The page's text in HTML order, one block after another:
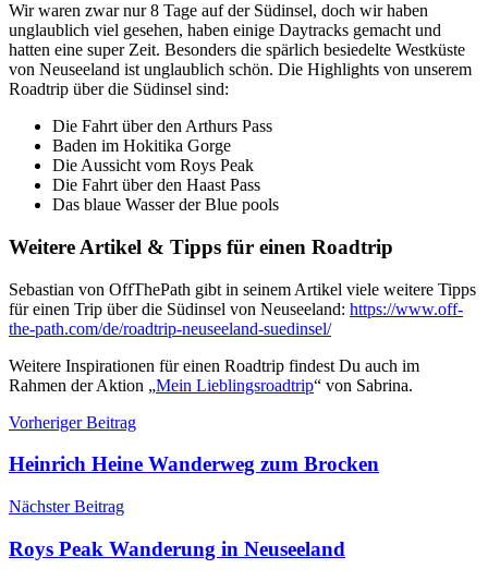
Wir waren zwar nur 8 Tage auf der Südinsel, doch wir haben
unglaublich viel gesehen, haben einige Daytracks gemacht und
hatten eine super Zeit. Besonders die spärlich besiedelte Westküste
von Neuseeland ist unglaublich schön. Die Highlights von unserem
Roadtrip über die Südinsel sind:
Die Fahrt über den Arthurs Pass
Baden im Hokitika Gorge
Die Aussicht vom Roys Peak
Die Fahrt über den Haast Pass
Das blaue Wasser der Blue pools
Weitere Artikel & Tipps für einen Roadtrip
Sebastian von OffThePath gibt in seinem Artikel viele weitere Tipps
für einen Trip über die Südinsel von Neuseeland: https://www.off-
the-path.com/de/roadtrip-neuseeland-suedinsel/
Weitere Inspirationen für einen Roadtrip findest Du auch im
Rahmen der Aktion „Mein Lieblingsroadtrip“ von Sabrina.
Tourenberichte
Neuseeland
Beitragsnavigation
Vorheriger Beitrag
Heinrich Heine Wanderweg zum Brocken
Nächster Beitrag
Roys Peak Wanderung in Neuseeland